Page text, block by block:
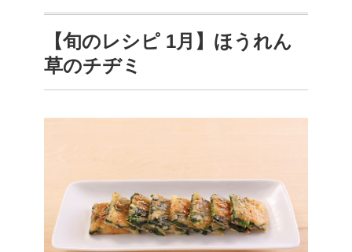
【旬のレシピ 1月】ほうれん
草のチヂミ